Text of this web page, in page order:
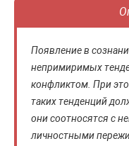
Появление в
непримиримых
конфликтом. При
таких тенденций
они соотносятся с
личностными